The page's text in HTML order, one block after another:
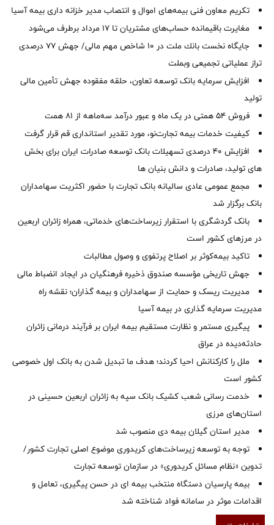
تکریم معاون فنی بیمه‌های اموال و انتصاب مدیر خزانه داری بیمه آسیا
مغایرت‌ باقیمانده حساب‌های مشتریان تا ۱۷ مرداد برطرف می‌شود
جایگاه نخست بانك ملت در 10 شاخص مهم مالی/ جهش 77 درصدی
تراز عملیاتی تجمیعی وبملت
افزایش سرمایه بانک توسعه تعاون، حلقه مفقوده جهش تأمین مالی
تولید
فروش 54 همتی در یک ماه و عبور درآمد سه‌ماهه از 81 همت
کیفیت خدمات بیمه تجارت‌نو، مورد تقدیر استانداری قم قرار گرفت
افزایش 40 درصدی تسهیلات بانک توسعه صادرات ایران برای بخش
های تولید، صادرات و دانش بنیان ها
مجمع عمومی عادی سالیانه بانک تجارت با حضور اکثریت سهامداران
بانک برگزار شد
بانک گردشگری با استقرار زیرساخت‌های خدماتی، همراه زائران اربعین
در مرزهای کشور است
تاکید بیمه‌کوثر بر اصلاح پرتفوی و وصول مطالبات ‌
جهش تاریخی مؤسسه صندوق ذخیره فرهنگیان در ایجاد انضباط مالی
مدیریت ریسک و حمایت از سهامداران و بیمه گذاران؛ نقشه راه
مدیریت سرمایه گذاری در بیمه آسیا
پیگیری مستمر و نظارت مستقیم بیمه ایران بر فرآیند درمانی زائران
حادثه‌دیده در عراق
ملل را کارکنانش احیا کردند؛ هدف ما تبدیل شدن به بانک اول خصوصی
کشور است
خدمت رسانی شعب کشیک بانک سپه به زائران اربعین حسینی در
استان‌‌های مرزی
‌مدیر استان گیلان بیمه دی منصوب شد
توجه به توسعه زیرساخت‌های کریدوری موضوع اصلی تجارت کشور/
تدوین «نظام مسائل کریدوری» در سازمان توسعه تجارت
بیمه پارسیان دستگاه منتخب بیمه ای در حسن پیگیری، تعامل و
اقدامات موثر در سامانه فواد شناخته شد